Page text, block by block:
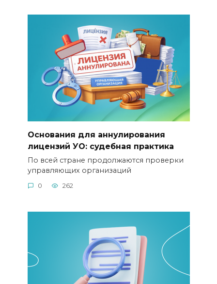
Основания для аннулирования
лицензий УО: судебная практика
По всей стране продолжаются проверки
управляющих организаций
0 262